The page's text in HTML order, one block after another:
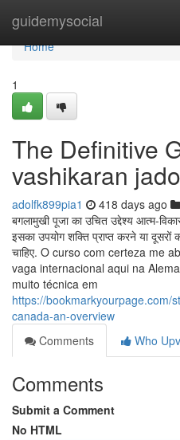
guidemysocial
Home
Home
1
The Definitive
vashikaran
adolfk899pia1 418 days ago
बगलामुखी पूजा का उचित उद्देश्य आत्म-
इसका उपयोग शक्ति प्राप्त करने या दूसरों
चाहिए. O curso com certeza me
vaga internacional aqui na
muito técnica em
https://bookmarkyourpage.com/
canada-an-overview
Comments
Who
Comments
Submit a Comment
No HTML